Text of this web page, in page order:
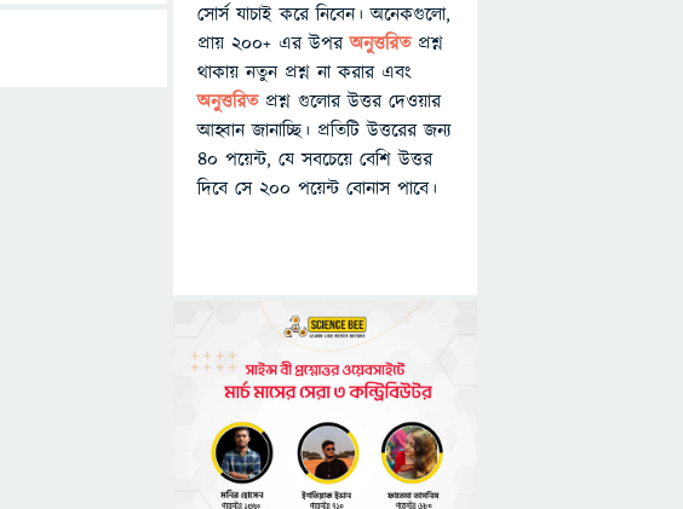
সোর্স যাচাই করে নিবেন। অনেকগুলো,
প্রায় ২০০+ এর উপরঅনুত্তরিতপ্রশ্ন
থাকায় নতুন প্রশ্ন না করার এবং
অনুত্তরিত প্রশ্ন গুলোর উত্তর দেওয়ার
আহ্বান জানাচ্ছি। প্রতিটি উত্তরের জন্য
৪০ পয়েন্ট, যে সবচেয়ে বেশি উত্তর
দিবে সে ২০০ পয়েন্ট বোনাস পাবে।